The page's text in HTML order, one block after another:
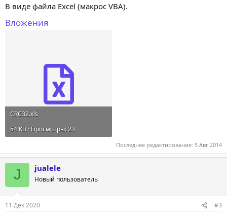
В виде файла Excel (макрос VBA).
Вложения
CRC32.xls
54 KB · Просмотры: 23
Последнее редактирование: 5 Авг 2014
J jualele
Новый пользователь
11 Дек 2020 #3